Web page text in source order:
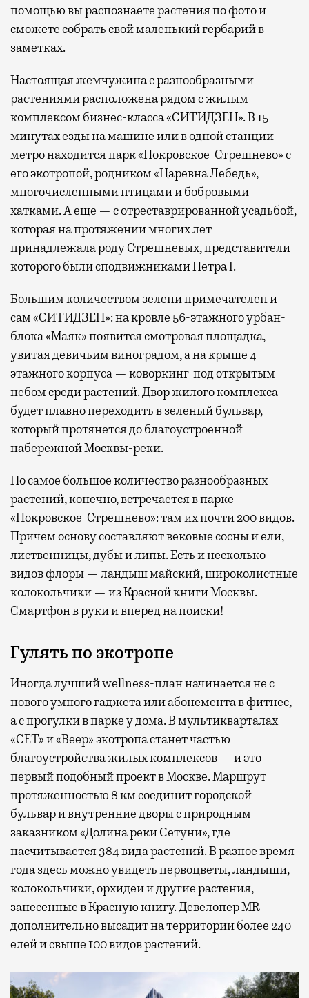
помощью вы распознаете растения по фото и
сможете собрать свой маленький гербарий в
заметках.
Настоящая жемчужина с разнообразными
растениями расположена рядом с жилым
комплексом бизнес-класса «СИТИДЗЕН». В 15
минутах езды на машине или в одной станции
метро находится парк «Покровское-Стрешнево» с
его экотропой, родником «Царевна Лебедь»,
многочисленными птицами и бобровыми
хатками. А еще — с отреставрированной усадьбой,
которая на протяжении многих лет
принадлежала роду Стрешневых, представители
которого были сподвижниками Петра I.
Большим количеством зелени примечателен и
сам «СИТИДЗЕН»: на кровле 56-этажного урбан-
блока «Маяк» появится смотровая площадка,
увитая девичьим виноградом, а на крыше 4-
этажного корпуса — коворкинг под открытым
небом среди растений. Двор жилого комплекса
будет плавно переходить в зеленый бульвар,
который протянется до благоустроенной
набережной Москвы-реки.
Но самое большое количество разнообразных
растений, конечно, встречается в парке
«Покровское-Стрешнево»: там ихпочти 200 видов.
Причем основу составляют вековые сосны и ели,
лиственницы, дубы и липы. Есть и несколько
видов флоры — ландыш майский, широколистные
колокольчики — из Красной книги Москвы.
Смартфон в руки и вперед на поиски!
Гулять по экотропе
Иногда лучший wellness-план начинается не с
нового умного гаджета или абонемента в фитнес,
а с прогулки в парке у дома. В мультикварталах
«СЕТ» и «Веер» экотропа станет частью
благоустройства жилых комплексов — и это
первый подобный проект в Москве. Маршрут
протяженностью 8 км соединит городской
бульвар и внутренние дворы с природным
заказником «Долина реки Сетуни», где
насчитывается 384 вида растений. В разное время
года здесь можно увидеть первоцветы, ландыши,
колокольчики, орхидеи и другие растения,
занесенные в Красную книгу. Девелопер MR
дополнительно высадит на территории более 240
елей и свыше 100 видов растений.